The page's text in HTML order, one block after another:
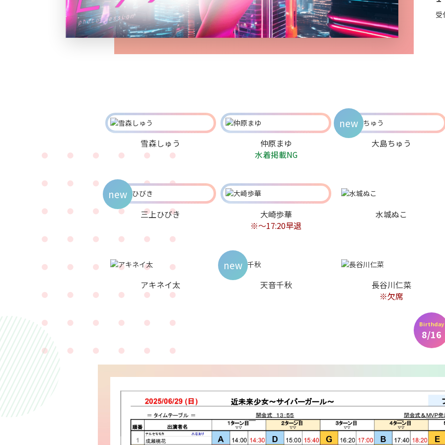
受
雪森しゅう
仲原まゆ
水着掲載NG
大島ちゅう
new
三上ひびき
new
大崎歩華
※～17:20早退
水城ぬこ
Birthday
8/16
アキネイ太 天音千秋
new
長谷川仁菜
※欠席